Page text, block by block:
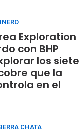
Exploration
con BHP
los siete
que la
en el
CHATA